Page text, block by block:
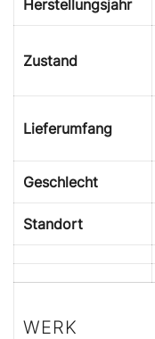
Herstellungsjahr
Zustand
Lieferumfang
Geschlecht
Standort
WERK